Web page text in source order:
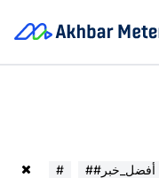
# ##أفضل_خبر